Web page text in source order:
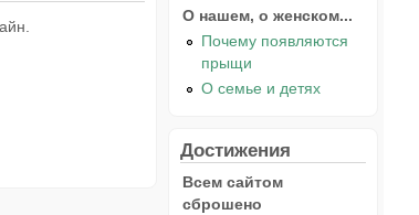
О нашем, о женском...
Почему появляются
прыщи
О семье и детях
Достижения
Всем сайтом
сброшено